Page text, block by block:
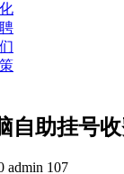
自助挂号
admin 107